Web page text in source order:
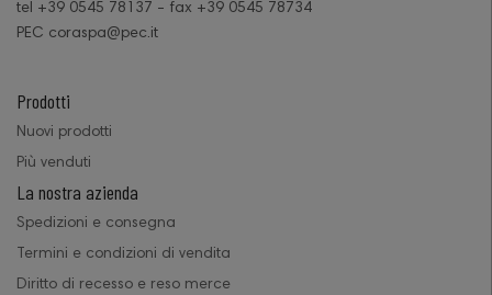
tel +39 0545 78137 - fax +39 0545 78734
PEC coraspa@pec.it
Prodotti
Nuovi prodotti
Più venduti
La nostra azienda
Spedizioni e consegna
Termini e condizioni di vendita
Diritto di recesso e reso merce